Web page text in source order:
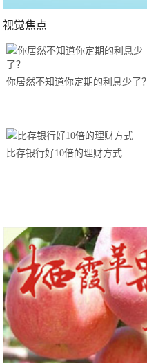
视觉焦点
你居然不知道你定期的利息少了？
比存银行好10倍的理财方式